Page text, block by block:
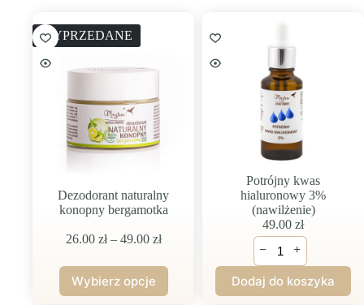
WYPRZEDANE
Dezodorant naturalny
konopny bergamotka
26.00 zł – 49.00 złZakres
od
do
Wybierz opcje
Ten
Potrójny kwas
hialuronowy 3%
(nawilżenie)
49.00 zł
ilość
Potrójny
kwas
hialuronowy
3%
− +
Dodaj do koszyka